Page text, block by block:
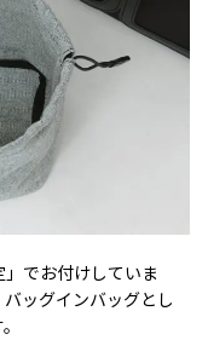
でお付けしていま
ッグインバッグとし